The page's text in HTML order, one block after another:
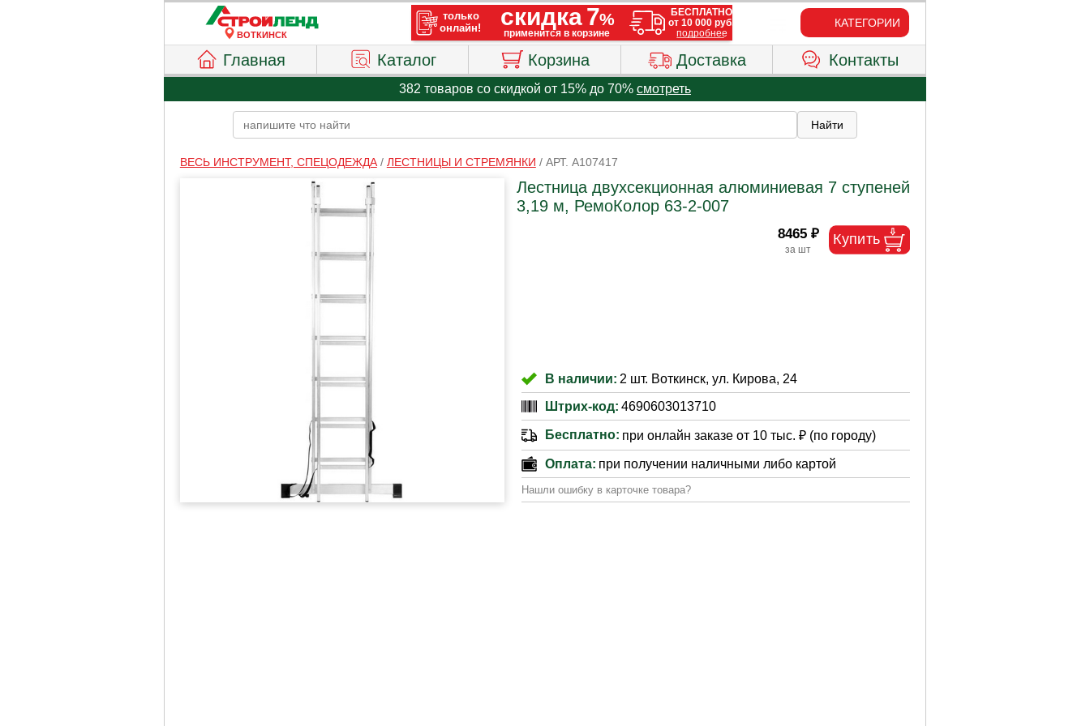
ВОТКИНСК
КАТЕГОРИИ
Главная Каталог Корзина Доставка Контакты
382 товаров со скидкой от 15% до 70% смотреть
ВЕСЬ ИНСТРУМЕНТ, СПЕЦОДЕЖДА/ ЛЕСТНИЦЫ И СТРЕМЯНКИ / АРТ. A107417
Лестница двухсекционная алюминиевая 7 ступеней
3,19 м, РемоКолор 63-2-007
8465 ₽
В наличии: 2 шт. Воткинск, ул. Кирова, 24
Штрих-код: 4690603013710
Бесплатно: при онлайн заказе от 10 тыс. ₽ (по городу)
Оплата: при получении наличными либо картой
Нашли ошибку в карточке товара?